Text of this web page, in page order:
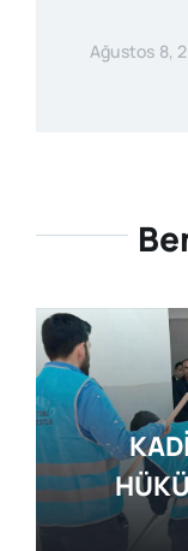
Ağustos 8,